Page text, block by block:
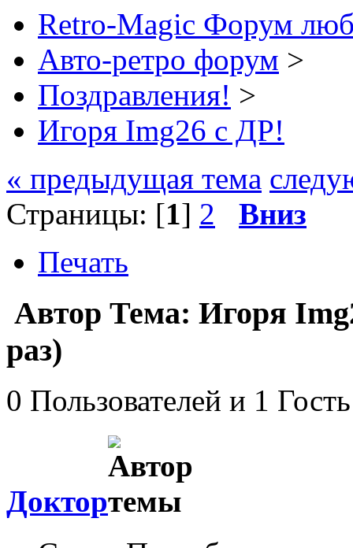
Retro-Magic Форум
Авто-ретро форум >
Поздравления! >
Игоря Img26 с ДР!
« предыдущая тема
Страницы: [1] 2
Вниз
Печать
Автор Тема: Игоря
раз)
0 Пользователей и 1
Доктор